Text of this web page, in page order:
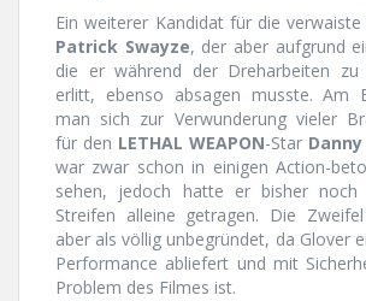
Ein weiterer Kandidat für die
Patrick Swayze, der aber aufgrund
die er während der Dreharbeiten zu
erlitt, ebenso absagen musste. Am
man sich zur Verwunderung vieler
für den LETHAL WEAPON-Star
war zwar schon in einigen Action-
sehen, jedoch hatte er bisher noch
Streifen alleine getragen. Die
aber als völlig unbegründet, da Glover
Performance abliefert und mit
Problem des Filmes ist.